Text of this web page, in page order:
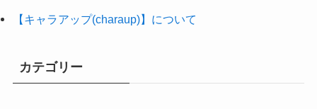
【キャラアップ(charaup)】について
カテゴリー